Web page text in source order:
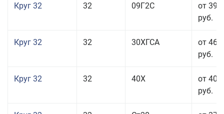
Круг 32 32 09Г2С
от 39
руб.
Круг 32 32 30ХГСА
от 46
руб.
Круг 32 32 40Х
от 40
руб.